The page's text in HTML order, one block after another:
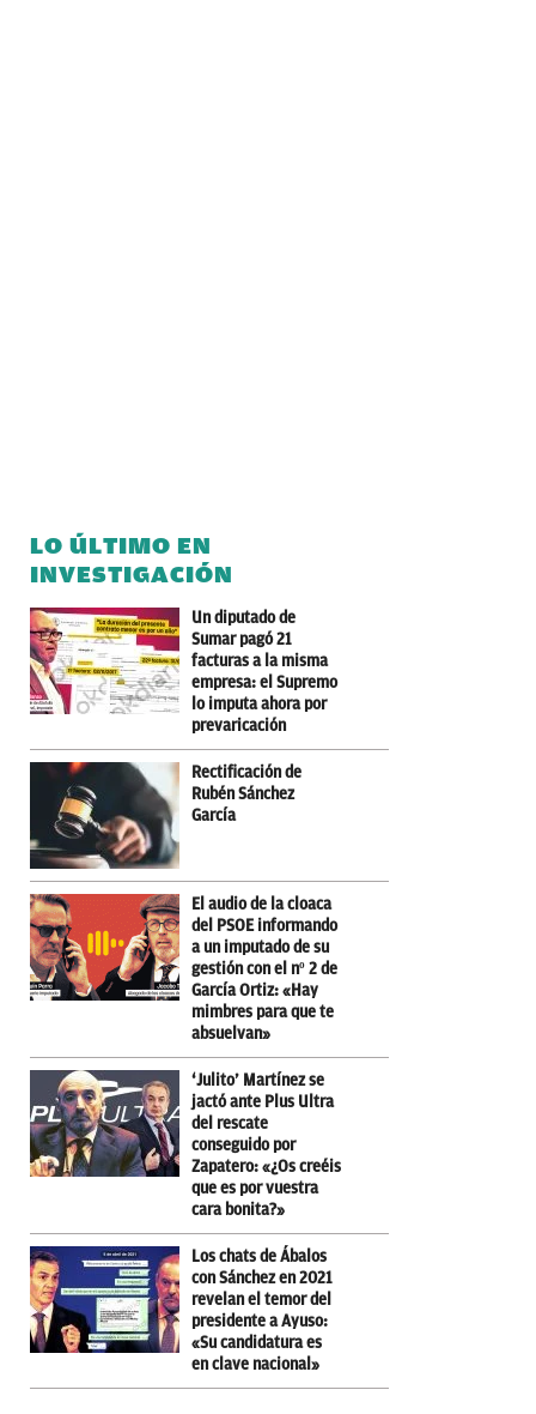
LO ÚLTIMO EN
INVESTIGACIÓN
Un diputado de
Sumar pagó 21
facturas a la misma
empresa: el Supremo
lo imputa ahora por
prevaricación
Rectificación de
Rubén Sánchez
García
El audio de la cloaca
del PSOE informando
a un imputado de su
gestión con el nº 2 de
García Ortiz: «Hay
mimbres para que te
absuelvan»
‘Julito’ Martínez se
jactó ante Plus Ultra
del rescate
conseguido por
Zapatero: «¿Os creéis
que es por vuestra
cara bonita?»
Los chats de Ábalos
con Sánchez en 2021
revelan el temor del
presidente a Ayuso:
«Su candidatura es
en clave nacional»